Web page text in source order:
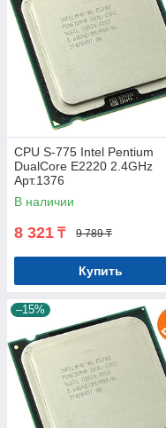
CPU S-775 Intel Pentium
DualCore E2220 2.4GHz
Арт.1376
В наличии
8 321 ₸ 9 789 ₸
Купить
–15%